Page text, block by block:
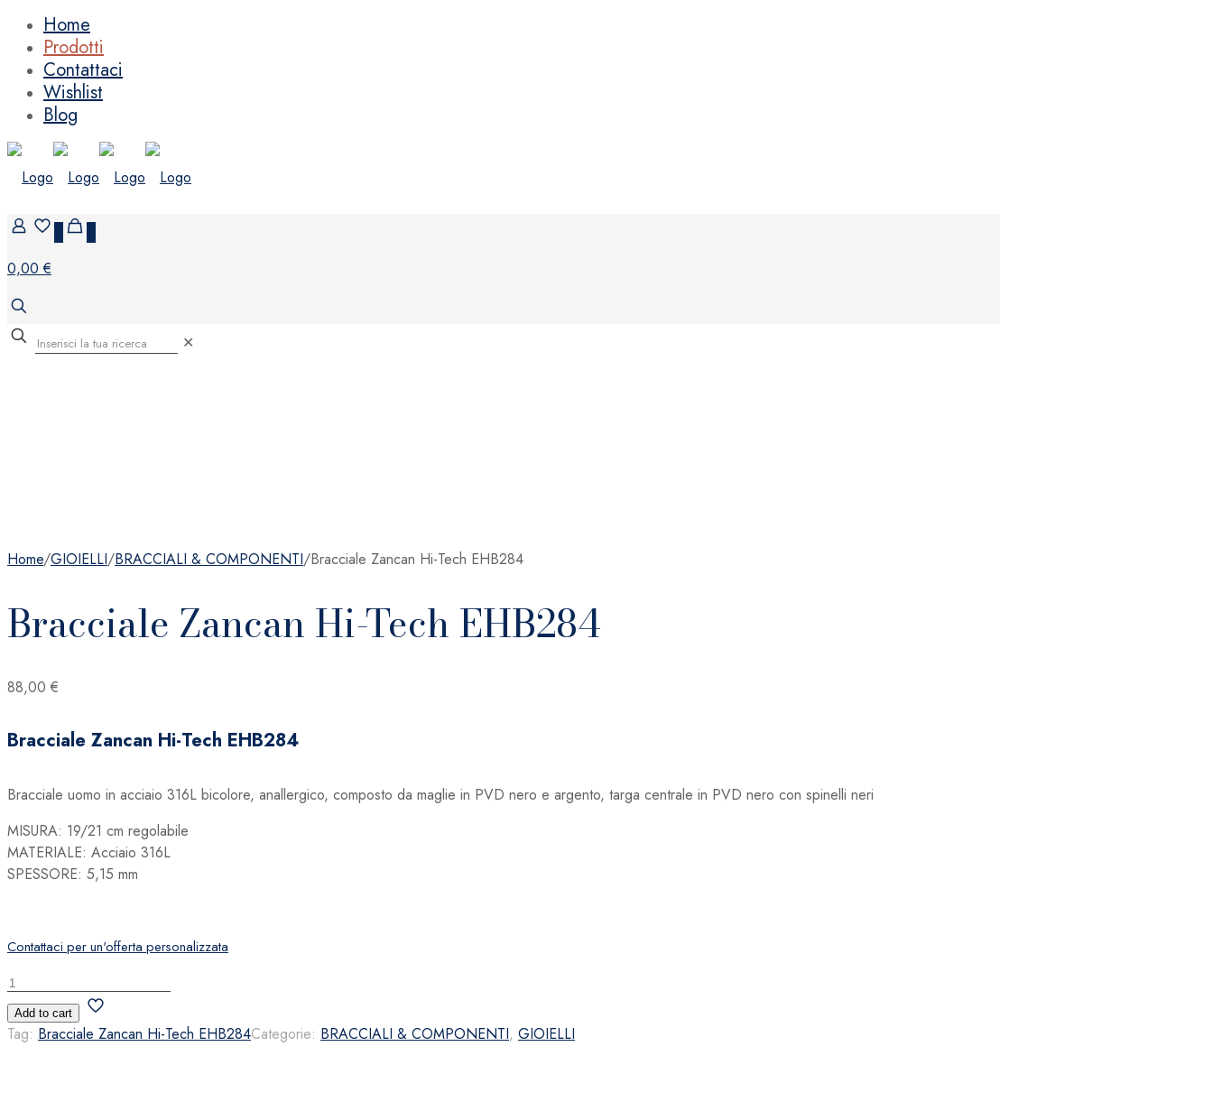
Home
Prodotti
Contattaci
Wishlist
Blog
0,00 €
✕
Home/GIOIELLI/BRACCIALI & COMPONENTI/Bracciale Zancan Hi-Tech EHB284
Bracciale Zancan Hi-Tech EHB284
88,00 €
Bracciale Zancan Hi-Tech EHB284
Bracciale uomo in acciaio 316L bicolore, anallergico, composto da maglie in PVD nero e argento, targa centrale in PVD nero con spinelli neri
MISURA: 19/21 cm regolabile
MATERIALE: Acciaio 316L
SPESSORE: 5,15 mm
Contattaci per un'offerta personalizzata
Bracciale
Zancan
Hi-
Tech
Add to cart
Tag: Bracciale Zancan Hi-Tech EHB284Categorie: BRACCIALI & COMPONENTI, GIOIELLI